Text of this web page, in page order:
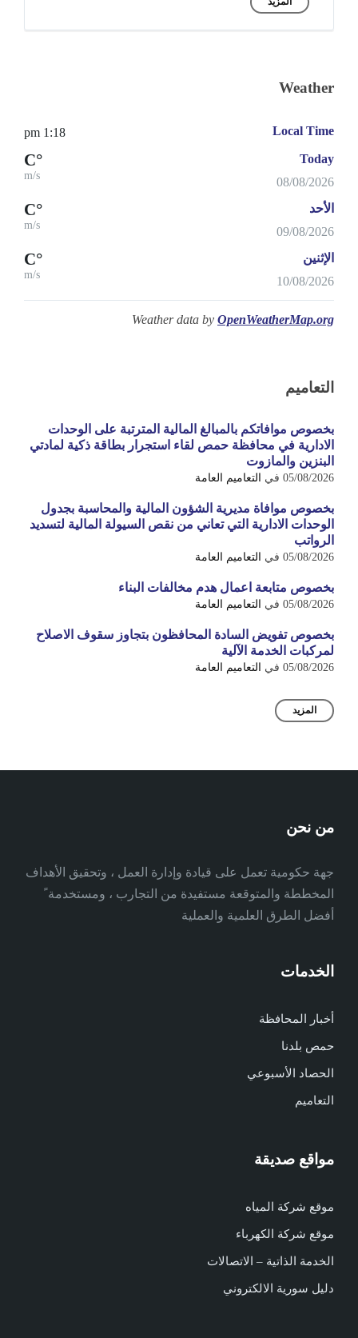
Weather
Local Time
1:18 pm
Today
08/08/2026
°C
m/s
الأحد
09/08/2026
°C
m/s
الإثنين
10/08/2026
°C
m/s
Weather data by OpenWeatherMap.org
التعاميم
بخصوص موافاتكم بالمبالغ المالية المترتبة على الوحدات
الادارية في محافظة حمص لقاء استجرار بطاقة ذكية لمادتي
البنزين والمازوت
05/08/2026 في التعاميم العامة
بخصوص موافاة مديرية الشؤون المالية والمحاسبة بجدول
الوحدات الادارية التي تعاني من نقص السيولة المالية لتسديد
الرواتب
05/08/2026 في التعاميم العامة
بخصوص متابعة اعمال هدم مخالفات البناء
05/08/2026 في التعاميم العامة
بخصوص تفويض السادة المحافظون بتجاوز سقوف الاصلاح
لمركبات الخدمة الآلية
05/08/2026 في التعاميم العامة
المزيد
من نحن
جهة حكومية تعمل على قيادة وإدارة العمل ، وتحقيق الأهداف
المخططة والمتوقعة مستفيدة من التجارب ، ومستخدمة ً
أفضل الطرق العلمية والعملية
الخدمات
أخبار المحافظة
حمص بلدنا
الحصاد الأسبوعي
التعاميم
مواقع صديقة
موقع شركة المياه
موقع شركة الكهرباء
الخدمة الذاتية – الاتصالات
دليل سورية الالكتروني